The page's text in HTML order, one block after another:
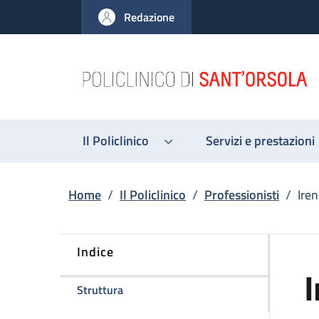
al contenuto principale
to footer content
Redazione
Il Policlinico Servizi e prestazioni
Briciole di pane
Home / Il Policlinico / Professionisti /
Indice
Strutturadella pagina Irene Pettinari